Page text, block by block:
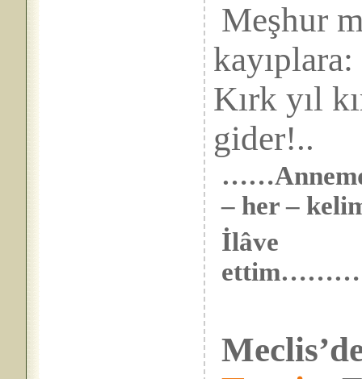
Meşhur
Kırk yıl
gider!..
– her –
İlâve